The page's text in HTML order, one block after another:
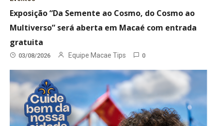
Exposição “Da Semente ao Cosmo, do Cosmo ao
Multiverso” será aberta em Macaé com entrada
gratuita
03/08/2026 Equipe Macae Tips 0